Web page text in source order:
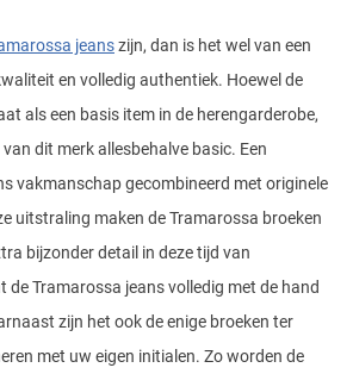
jeanszijn, dan is het wel van een
en volledig authentiek. Hoewel de
als een basis item in de herengarderobe,
dit merk allesbehalve basic. Een
vakmanschap gecombineerd met originele
uitstraling maken de Tramarossa broeken
bijzonder detail in deze tijd van
de Tramarossa jeans volledig met de hand
zijn het ook de enige broeken ter
met uw eigen initialen. Zo worden de